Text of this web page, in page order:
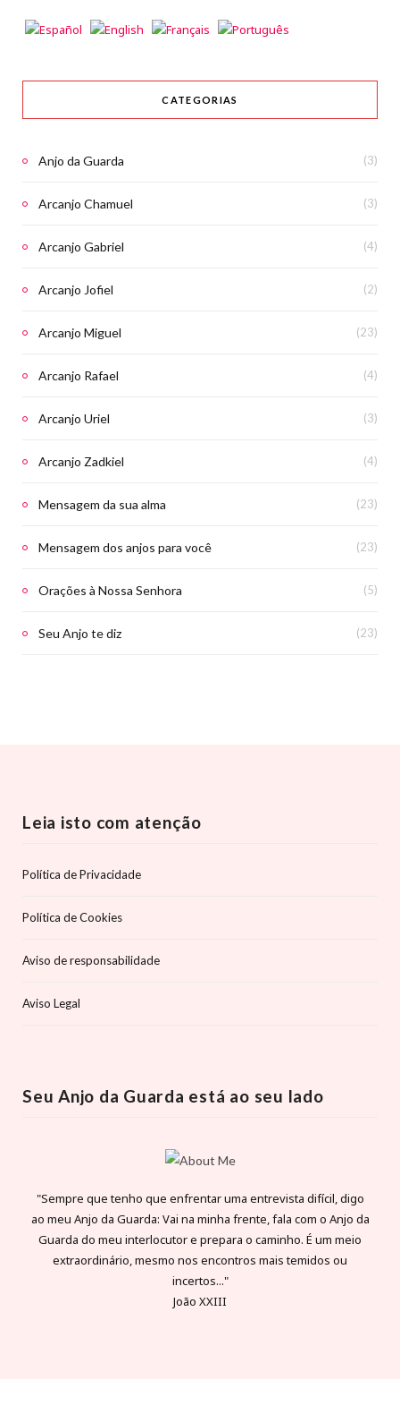
CATEGORIAS
Anjo da Guarda (3)
Arcanjo Chamuel (3)
Arcanjo Gabriel (4)
Arcanjo Jofiel (2)
Arcanjo Miguel (23)
Arcanjo Rafael (4)
Arcanjo Uriel (3)
Arcanjo Zadkiel (4)
Mensagem da sua alma (23)
Mensagem dos anjos para você (23)
Orações à Nossa Senhora (5)
Seu Anjo te diz (23)
Leia isto com atenção
Política de Privacidade
Política de Cookies
Aviso de responsabilidade
Aviso Legal
Seu Anjo da Guarda está ao seu lado
"Sempre que tenho que enfrentar uma entrevista difícil, digo
ao meu Anjo da Guarda: Vai na minha frente, fala com o Anjo da
Guarda do meu interlocutor e prepara o caminho. É um meio
extraordinário, mesmo nos encontros mais temidos ou
incertos..."
João XXIII